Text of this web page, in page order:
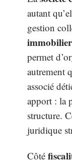
autant
gestion
immobilier
permet
autrement
associé
apport : la
structure.
juridique
Côté